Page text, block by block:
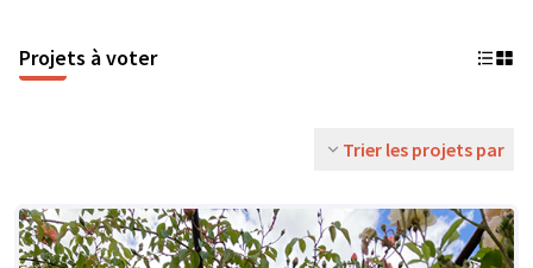
Projets à voter
Trier les projets par